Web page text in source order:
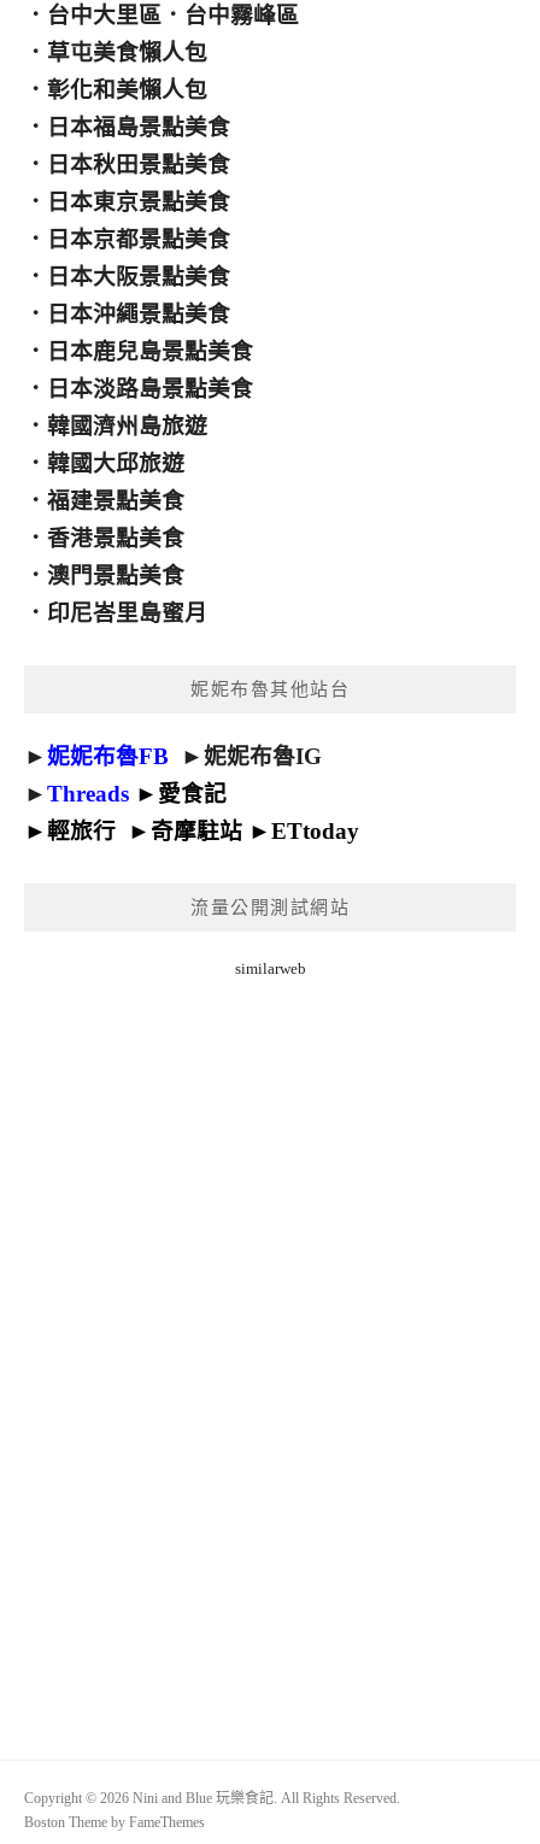
． 台中大里區 ． 台中霧峰區
． 草屯美食懶人包
． 彰化和美懶人包
． 日本福島景點美食
． 日本秋田景點美食
． 日本東京景點美食
． 日本京都景點美食
． 日本大阪景點美食
． 日本沖繩景點美食
． 日本鹿兒島景點美食
． 日本淡路島景點美食
． 韓國濟州島旅遊
． 韓國大邱旅遊
． 福建景點美食
． 香港景點美食
． 澳門景點美食
． 印尼峇里島蜜月
妮妮布魯其他站台
►妮妮布魯FB ►妮妮布魯IG
►Threads ► 愛食記
►輕旅行 ► 奇摩駐站 ►ETtoday
流量公開測試網站
similarweb
Copyright © 2026 Nini and Blue 玩樂食記. All Rights Reserved.
Boston Theme by FameThemes